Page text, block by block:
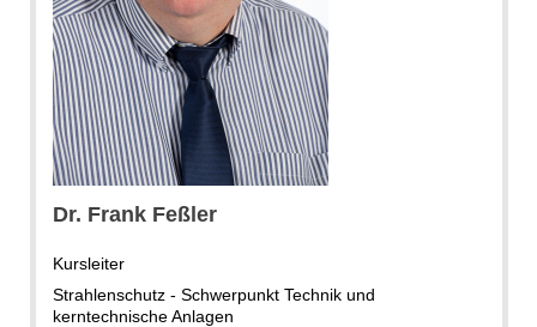
Dr. Frank Feßler
Kursleiter
Strahlenschutz - Schwerpunkt Technik und
kerntechnische Anlagen